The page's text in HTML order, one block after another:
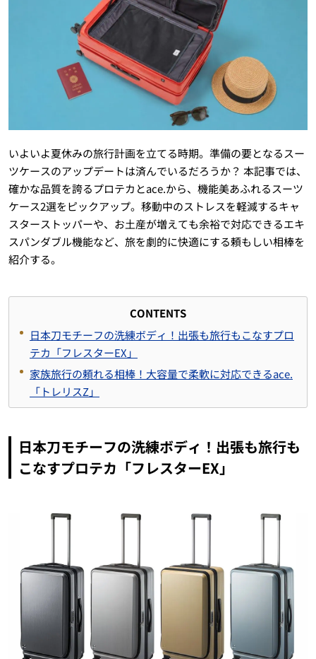
いよいよ夏休みの旅行計画を立てる時期。準備の要となるスー
ツケースのアップデートは済んでいるだろうか？ 本記事では、
確かな品質を誇るプロテカとace.から、機能美あふれるスーツ
ケース2選をピックアップ。移動中のストレスを軽減するキャ
スターストッパーや、お土産が増えても余裕で対応できるエキ
スパンダブル機能など、旅を劇的に快適にする頼もしい相棒を
紹介する。
CONTENTS
日本刀モチーフの洗練ボディ！出張も旅行もこなすプロ
テカ「フレスターEX」
家族旅行の頼れる相棒！大容量で柔軟に対応できるace.
「トレリスZ」
日本刀モチーフの洗練ボディ！出張も旅行も
こなすプロテカ「フレスターEX」